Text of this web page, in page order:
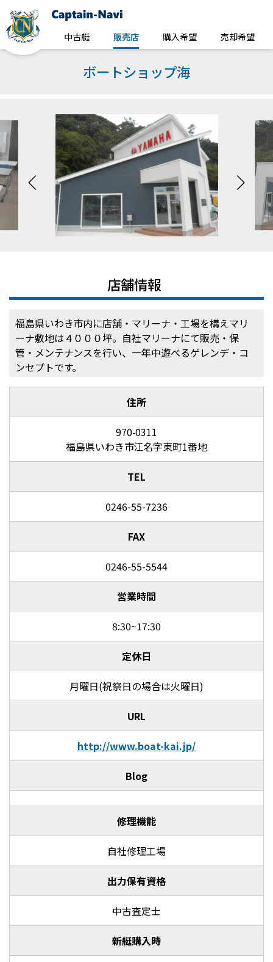
中古艇 販売店 購入希望 売却希望
ボートショップ海
店舗情報
福島県いわき市内に店舗・マリーナ・工場を構えマリ
ーナ敷地は４０００坪。自社マリーナにて販売・保
管・メンテナンスを行い、一年中遊べるゲレンデ・コ
ンセプトです。
住所
970-0311
福島県いわき市江名字東町1番地
TEL
0246-55-7236
FAX
0246-55-5544
営業時間
8:30~17:30
定休日
月曜日(祝祭日の場合は火曜日)
URL
http://www.boat-kai.jp/
Blog
修理機能
自社修理工場
出力保有資格
中古査定士
新艇購入時